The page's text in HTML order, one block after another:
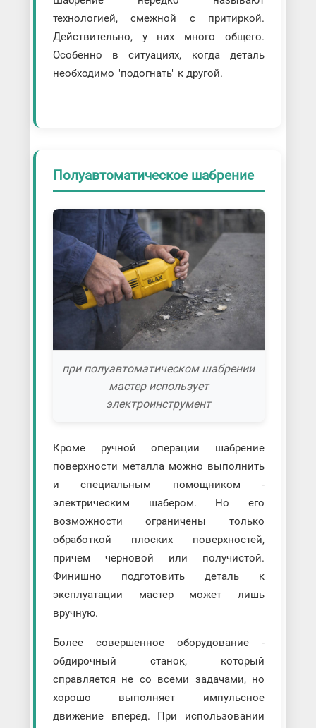
технологией, смежной с притиркой.
Действительно, у них много общего.
Особенно в ситуациях, когда деталь
необходимо "подогнать" к другой.
Полуавтоматическое шабрение
при полуавтоматическом шабрении
мастер использует
электроинструмент
Кроме ручной операции шабрение
поверхности металла можно выполнить
и специальным помощником -
электрическим шабером. Но его
возможности ограничены только
обработкой плоских поверхностей,
причем черновой или получистой.
Финишно подготовить деталь к
эксплуатации мастер может лишь
вручную.
Более совершенное оборудование -
обдирочный станок, который
справляется не со всеми задачами, но
хорошо выполняет импульсное
движение вперед. При использовании